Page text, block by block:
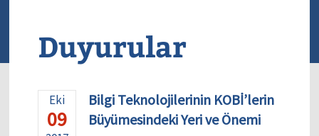
Duyurular
Eki
09
Bilgi Teknolojilerinin KOBİ’lerin
Büyümesindeki Yeri ve Önemi